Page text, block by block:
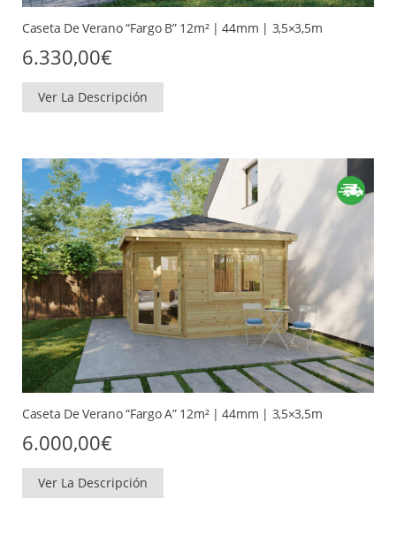
Caseta De Verano “Fargo B” 12m² | 44mm | 3,5×3,5m
6.330,00€
Ver La Descripción
Caseta De Verano “Fargo A” 12m² | 44mm | 3,5×3,5m
6.000,00€
Ver La Descripción